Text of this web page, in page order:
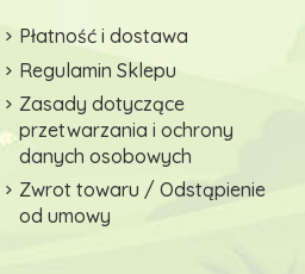
Płatność i dostawa
Regulamin Sklepu
Zasady dotyczące
przetwarzania i ochrony
danych osobowych
Zwrot towaru / Odstąpienie
od umowy